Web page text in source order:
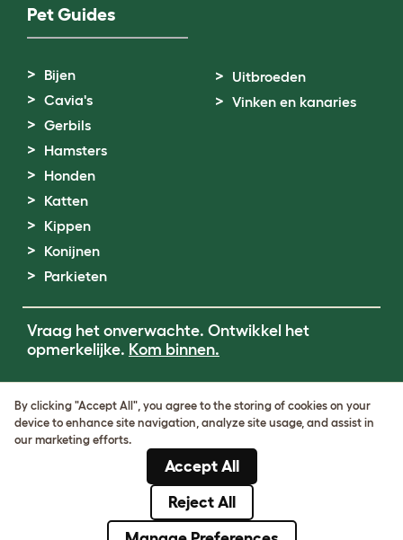
Pet Guides
Bijen
Cavia's
Gerbils
Hamsters
Honden
Katten
Kippen
Konijnen
Parkieten
Uitbroeden
Vinken en kanaries
Vraag het onverwachte. Ontwikkel het
opmerkelijke. Kom binnen.
Cookie & Privacy Policy
Cookie Settings
BTW-nummer: DE317631106
KvK-nummer: 05028498
© Omlet 2026
By clicking "Accept All", you agree to the storing of cookies on your
device to enhance site navigation, analyze site usage, and assist in
our marketing efforts.
Accept All
Reject All